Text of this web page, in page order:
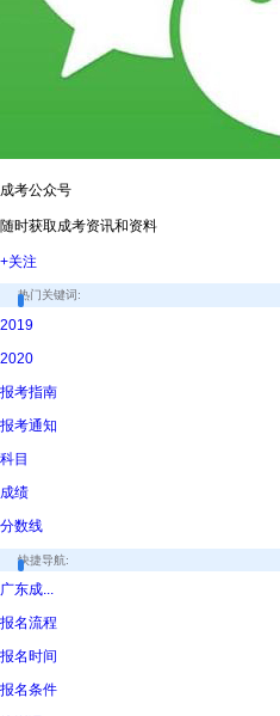
成考公众号
随时获取成考资讯和资料
+关注
热门关键词:
2019
2020
报考指南
报考通知
科目
成绩
分数线
快捷导航:
广东成...
报名流程
报名时间
报名条件